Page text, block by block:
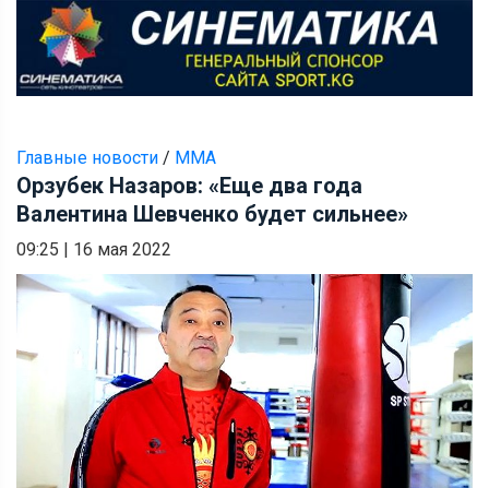
Главные новости / ММА
Орзубек Назаров: «Еще два года
Валентина Шевченко будет сильнее»
09:25 | 16 мая 2022